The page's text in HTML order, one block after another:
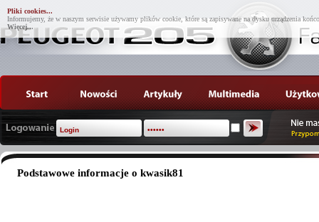
Pliki cookies...
Informujemy, że w naszym serwisie używamy plików cookie, które są zapisywane na dysku urządzenia
Więcej...
Podstawowe informacje o kwasik81